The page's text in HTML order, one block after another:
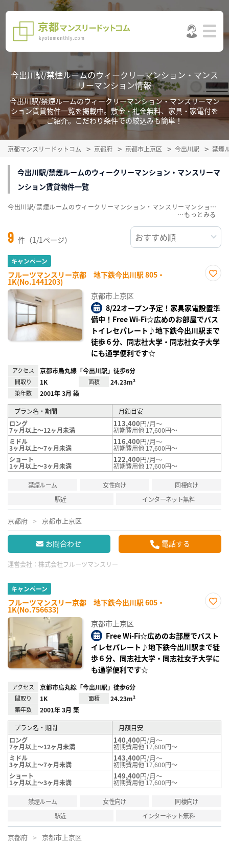
今出川駅/禁煙ルームのウィークリーマンション・マンス
リーマンション情報
今出川駅/禁煙ルームのウィークリーマンション・マンスリーマン
ション賃貸物件一覧を掲載中。敷金・礼金無料、家具・家電付を
ご紹介。こだわり条件での絞込みも簡単！
京都マンスリードットコム 京都府 京都市上京区 今出川駅 禁煙
今出川駅/禁煙ルームのウィークリーマンション・マンスリーマ
ンション賃貸物件一覧
9 件（1/1ページ）
キャンペーン
フルーツマンスリー京都 地下鉄今出川駅 805・
1K(No.1441203)
録
京都市上京区
8/22オープン予定！家具家電設置準
備中！Free Wi-Fi☆広めのお部屋でバス
トイレセパレート♪地下鉄今出川駅まで
徒歩６分、同志社大学・同志社女子大学
にも通学便利です☆
アクセス 京都市烏丸線「今出川駅」徒歩6分
間取り 1K 面積 24.23m²
築年数 2001年 3月 築
プラン名・期間
月額目安
ロング
7ヶ月以上～12ヶ月未満
113,400円/月～
初期費用他 17,600円～
ミドル
3ヶ月以上～7ヶ月未満
116,400円/月～
初期費用他 17,600円～
ショート
1ヶ月以上～3ヶ月未満
122,400円/月～
初期費用他 17,600円～
禁煙ルーム 女性向け
同棲向け
駅近
インターネット無料
京都府 京都市上京区
お問合わせ 電話する
運営会社： 株式会社フルーツマンスリー
キャンペーン
フルーツマンスリー京都 地下鉄今出川駅 605・
1K(No.756633)
録
京都市上京区
Free Wi-Fi☆広めのお部屋でバスト
イレセパレート♪地下鉄今出川駅まで徒
歩６分、同志社大学・同志社女子大学に
も通学便利です☆
アクセス 京都市烏丸線「今出川駅」徒歩6分
間取り 1K 面積 24.23m²
築年数 2001年 3月 築
プラン名・期間
月額目安
ロング
7ヶ月以上～12ヶ月未満
140,400円/月～
初期費用他 17,600円～
ミドル
3ヶ月以上～7ヶ月未満
143,400円/月～
初期費用他 17,600円～
ショート
1ヶ月以上～3ヶ月未満
149,400円/月～
初期費用他 17,600円～
禁煙ルーム 女性向け
同棲向け
駅近
インターネット無料
京都府 京都市上京区
今出川駅/禁煙ルームのウィークリーマンション・マンスリーマンション賃貸物件一覧を掲載中。敷金・礼金無料、家具・家電付をご紹介。こだわり条件での絞込みも簡単！
…